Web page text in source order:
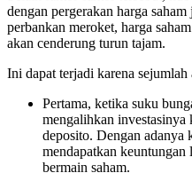
dengan pergerakan harga
perbankan meroket, harga
akan cenderung turun tajam.
Ini dapat terjadi karena sejumlah
Pertama, ketika suku
mengalihkan investasinya
deposito. Dengan adanya
mendapatkan
bermain saham.